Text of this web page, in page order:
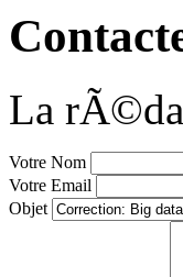
La
Votre Nom
Votre Email
Objet